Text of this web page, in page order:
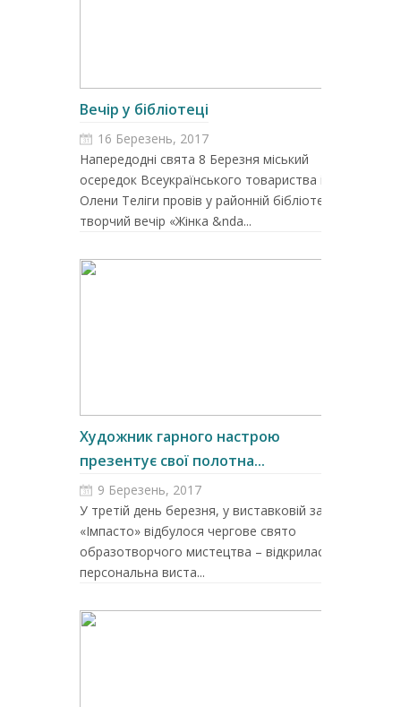
Вечір у бібліотеці
16 Березень, 2017
Напередодні свята 8 Березня міський
осередок Всеукраїнського товариства ім.
Олени Теліги провів у районній бібліотеці
творчий вечір «Жінка &nda...
Художник гарного настрою
презентує свої полотна...
9 Березень, 2017
У третій день березня, у виставковій залі
«Імпасто» відбулося чергове свято
образотворчого мистецтва – відкрилася
персональна виста...